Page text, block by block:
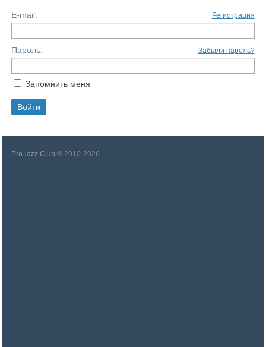
E-mail: Регистрация
Пароль: Забыли пароль?
Запомнить меня
Pro-jazz Club © 2010-2026